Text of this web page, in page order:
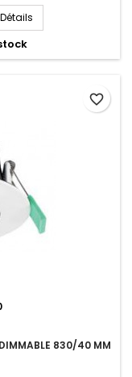
Détails
830/40 MM
favorite_border